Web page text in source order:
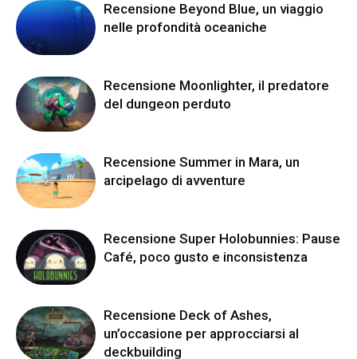
Recensione Beyond Blue, un viaggio
nelle profondità oceaniche
Recensione Moonlighter, il predatore
del dungeon perduto
Recensione Summer in Mara, un
arcipelago di avventure
Recensione Super Holobunnies: Pause
Café, poco gusto e inconsistenza
Recensione Deck of Ashes,
un’occasione per approcciarsi al
deckbuilding